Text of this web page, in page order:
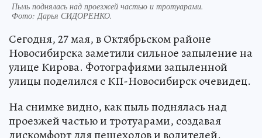
Пыль поднялась над проезжей частью и тротуарами.
Фото:Дарья СИДОРЕНКО.
Сегодня, 27 мая, в Октябрьском районе
Новосибирска заметили сильное запыление на
улице Кирова. Фотографиями запыленной
улицы поделился с КП-Новосибирск очевидец.
На снимке видно, как пыль поднялась над
проезжей частью и тротуарами, создавая